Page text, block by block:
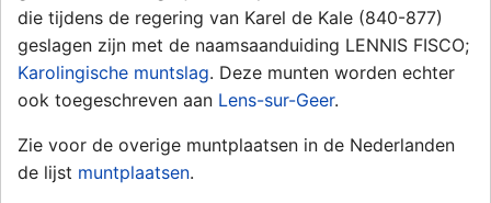
die tijdens de regering van Karel de Kale (840-877)
geslagen zijn met de naamsaanduiding LENNIS FISCO;
Karolingische muntslag. Deze munten worden echter
ook toegeschreven aan Lens-sur-Geer.
Zie voor de overige muntplaatsen in de Nederlanden
de lijst muntplaatsen.